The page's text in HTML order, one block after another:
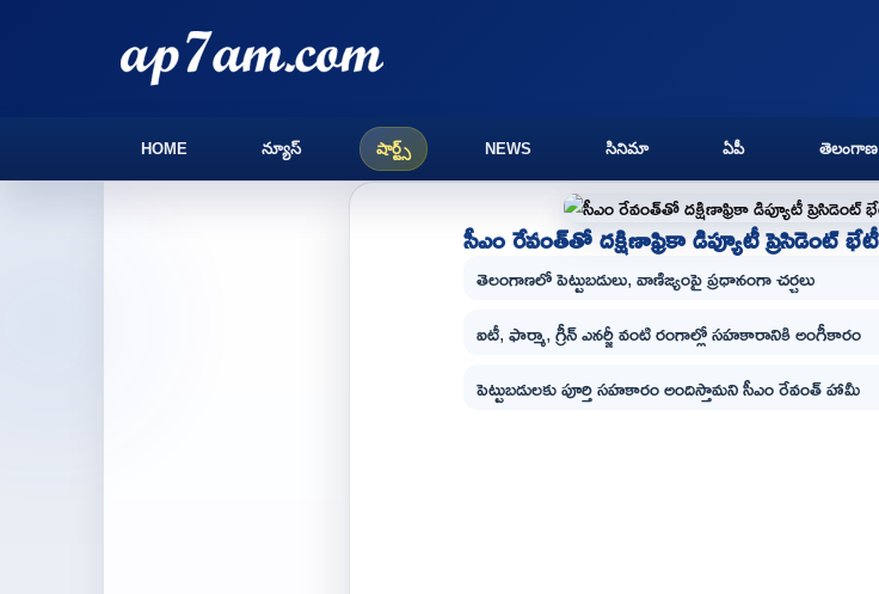
HOME న్యూస్ షార్ట్స్ NEWS సినిమా ఏపీ తెలంగాణ
సీఎం రేవంత్‌తో దక్షిణాఫ్రికా డిప్యూటీ ప్రెసిడెంట్ భేటీ
తెలంగాణలో పెట్టుబడులు, వాణిజ్యంపై ప్రధానంగా చర్చలు
ఐటీ, ఫార్మా, గ్రీన్ ఎనర్జీ వంటి రంగాల్లో సహకారానికి అంగీకారం
పెట్టుబడులకు పూర్తి సహకారం అందిస్తామని సీఎం రేవంత్ హామీ